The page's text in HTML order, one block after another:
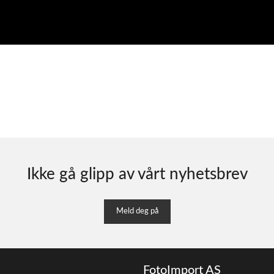
Ikke gå glipp av vårt nyhetsbrev
Meld deg på
FotoImport AS